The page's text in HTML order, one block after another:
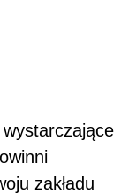
zakładu